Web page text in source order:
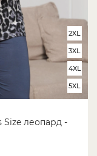
Size леопард -
2XL
3XL
4XL
5XL